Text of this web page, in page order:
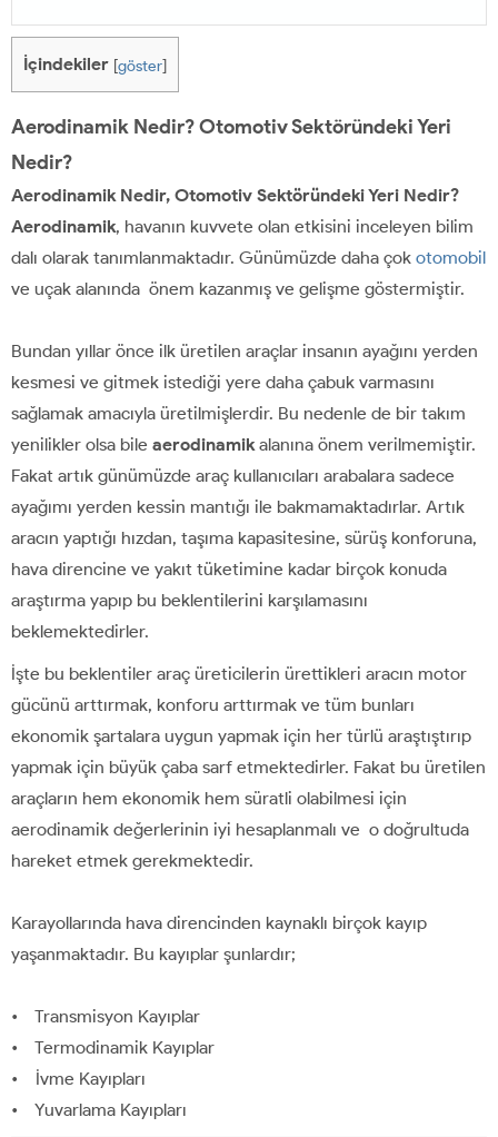
İçindekiler [göster]
Aerodinamik Nedir? Otomotiv Sektöründeki Yeri
Nedir?
Aerodinamik Nedir, Otomotiv Sektöründeki Yeri Nedir?
Aerodinamik, havanın kuvvete olan etkisini inceleyen bilim
dalı olarak tanımlanmaktadır. Günümüzde daha çok otomobil
ve uçak alanında önem kazanmış ve gelişme göstermiştir.
Bundan yıllar önce ilk üretilen araçlar insanın ayağını yerden
kesmesi ve gitmek istediği yere daha çabuk varmasını
sağlamak amacıyla üretilmişlerdir. Bu nedenle de bir takım
yenilikler olsa bile aerodinamikalanına önem verilmemiştir.
Fakat artık günümüzde araç kullanıcıları arabalara sadece
ayağımı yerden kessin mantığı ile bakmamaktadırlar. Artık
aracın yaptığı hızdan, taşıma kapasitesine, sürüş konforuna,
hava direncine ve yakıt tüketimine kadar birçok konuda
araştırma yapıp bu beklentilerini karşılamasını
beklemektedirler.
İşte bu beklentiler araç üreticilerin ürettikleri aracın motor
gücünü arttırmak, konforu arttırmak ve tüm bunları
ekonomik şartalara uygun yapmak için her türlü araştıştırıp
yapmak için büyük çaba sarf etmektedirler. Fakat bu üretilen
araçların hem ekonomik hem süratli olabilmesi için
aerodinamik değerlerinin iyi hesaplanmalı ve o doğrultuda
hareket etmek gerekmektedir.
Karayollarında hava direncinden kaynaklı birçok kayıp
yaşanmaktadır. Bu kayıplar şunlardır;
• Transmisyon Kayıplar
• Termodinamik Kayıplar
• İvme Kayıpları
• Yuvarlama Kayıpları